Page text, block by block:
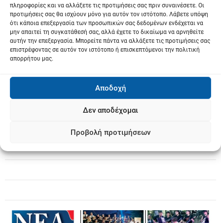
πληροφορίες και να αλλάξετε τις προτιμήσεις σας πριν συναινέσετε. Οι
προτιμήσεις σας θα ισχύουν μόνο για αυτόν τον ιστότοπο. Λάβετε υπόψη
ότι κάποια επεξεργασία των προσωπικών σας δεδομένων ενδέχεται να
μην απαιτεί τη συγκατάθεσή σας, αλλά έχετε το δικαίωμα να αρνηθείτε
αυτήν την επεξεργασία. Μπορείτε πάντα να αλλάξετε τις προτιμήσεις σας
επιστρέφοντας σε αυτόν τον ιστότοπο ή επισκεπτόμενοι την πολιτική
απορρήτου μας.
Αποδοχή
Δεν αποδέχομαι
Προβολή προτιμήσεων